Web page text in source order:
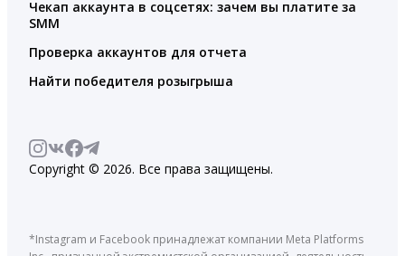
Чекап аккаунта в соцсетях: зачем вы платите за
SMM
Проверка аккаунтов для отчета
Найти победителя розыгрыша
Copyright © 2026. Все права защищены.
*Instagram и Facebook принадлежат компании Meta Platforms